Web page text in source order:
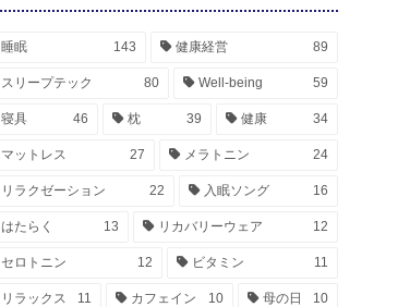
睡眠 143 健康経営 89
スリープテック 80 Well-being 59
寝具 46 枕 39 健康 34
マットレス 27 メラトニン 24
リラクゼーション 22 入眠ソング 16
はたらく 13 リカバリーウェア 12
セロトニン 12 ビタミン 11
リラックス 11 カフェイン 10 母の日 10